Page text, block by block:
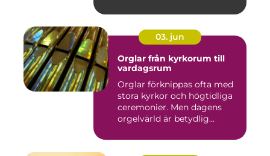
03. jun
Orglar från kyrkorum till
vardagsrum
Orglar förknippas ofta med
stora kyrkor och högtidliga
ceremonier. Men dagens
orgelvärld är betydlig...